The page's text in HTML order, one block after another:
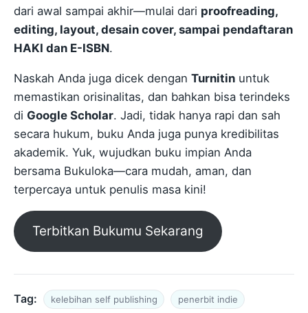
dari awal sampai akhir—mulai dari proofreading,
editing, layout, desain cover, sampai pendaftaran
HAKI dan E-ISBN.
Naskah Anda juga dicek dengan Turnitin untuk
memastikan orisinalitas, dan bahkan bisa terindeks
di Google Scholar. Jadi, tidak hanya rapi dan sah
secara hukum, buku Anda juga punya kredibilitas
akademik. Yuk, wujudkan buku impian Anda
bersama Bukuloka—cara mudah, aman, dan
terpercaya untuk penulis masa kini!
Terbitkan Bukumu Sekarang
Tag: kelebihan self publishing penerbit indie